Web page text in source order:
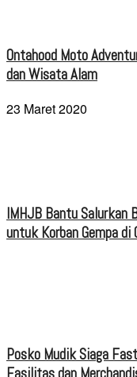
Ontahood Moto
dan Wisata Alam
23 Maret 2020
IMHJB Bantu Salurkan
untuk Korban Gempa di
Posko Mudik Siaga